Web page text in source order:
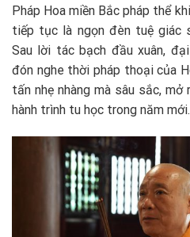
Pháp Hoa miền Bắc pháp thể
tiếp tục là ngọn đèn tuệ giác
Sau lời tác bạch đầu xuân,
đón nghe thời pháp thoại của
tấn nhẹ nhàng mà sâu sắc,
hành trình tu học trong năm mới.